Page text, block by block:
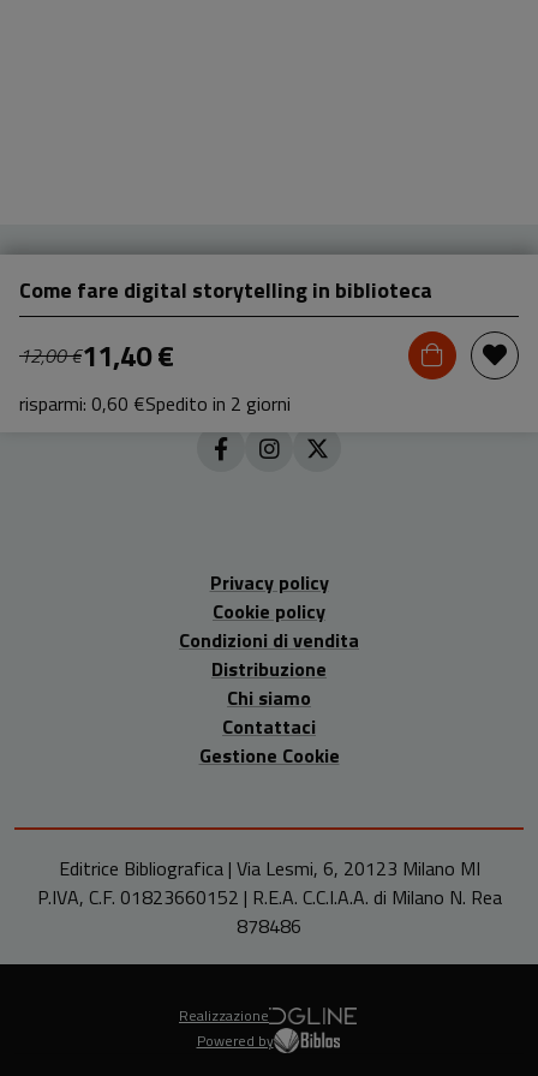
Come fare digital storytelling in biblioteca
12,00 €11,40 €
risparmi: 0,60 €Spedito in 2 giorni
Privacy policy
Cookie policy
Condizioni di vendita
Distribuzione
Chi siamo
Contattaci
Gestione Cookie
Editrice Bibliografica | Via Lesmi, 6, 20123 Milano MI
P.IVA, C.F. 01823660152 | R.E.A. C.C.I.A.A. di Milano N. Rea
878486
Realizzazione
Powered by